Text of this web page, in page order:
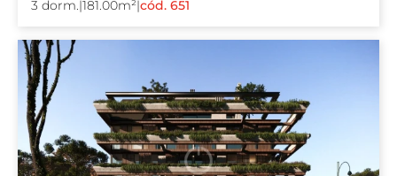
3 dorm.|181.00m²|cód. 651